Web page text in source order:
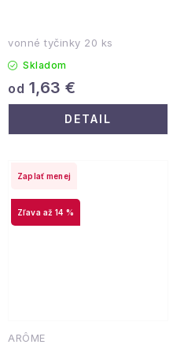
vonné tyčinky 20 ks
Skladom
od 1,63 €
DETAIL
ARÔME
až 14 %
Zaplať menej